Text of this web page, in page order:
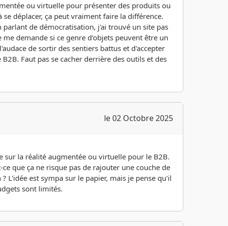
ou virtuelle pour présenter des produits ou
déplacer, ça peut vraiment faire la différence.
parlant de démocratisation, j'ai trouvé un site pas
me demande si ce genre d'objets peuvent être un
de sortir des sentiers battus et d'accepter
Faut pas se cacher derrière des outils et des
le 02 Octobre 2025
sur la réalité augmentée ou virtuelle pour le B2B.
que ça ne risque pas de rajouter une couche de
L'idée est sympa sur le papier, mais je pense qu'il
sont limités.